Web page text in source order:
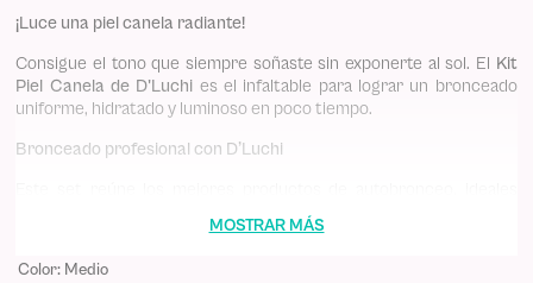
¡Luce una piel canela radiante!
Consigue el tono que siempre soñaste sin exponerte al sol. El
Kit
Piel Canela de D'Luchi es el infaltable para lograr un bronceado
uniforme, hidratado y luminoso en poco tiempo.
Bronceado profesional con D’Luchi
para ese acabado impecable que tu piel merece. Logra un color
canela natural con el cepillo aplicador, diseñado para un
MOSTRAR MÁS
Color: Medio